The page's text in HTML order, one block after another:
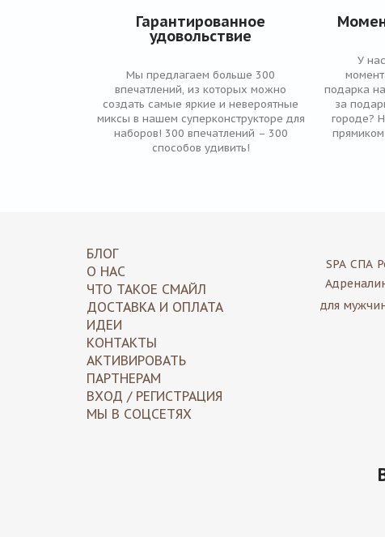
Гарантированное
удовольствие
Мы предлагаем больше 300
впечатлений, из которых можно
создать самые яркие и невероятные
миксы в нашем суперконструкторе для
наборов! 300 впечатлений – 300
способов удивить!
У
подарка
за
городе?
БЛОГ
О НАС
ЧТО ТАКОЕ СМАЙЛ
ДОСТАВКА И ОПЛАТА
ИДЕИ
КОНТАКТЫ
АКТИВИРОВАТЬ
ПАРТНЕРАМ
ВХОД / РЕГИСТРАЦИЯ
МЫ В СОЦСЕТЯХ
SPA СПА
для